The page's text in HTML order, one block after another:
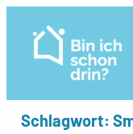
springen
Schlagwort: